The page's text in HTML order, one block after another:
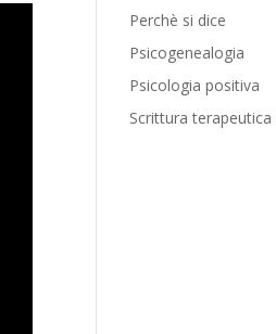
Perchè si dice
Psicogenealogia
Psicologia positiva
Scrittura terapeutica